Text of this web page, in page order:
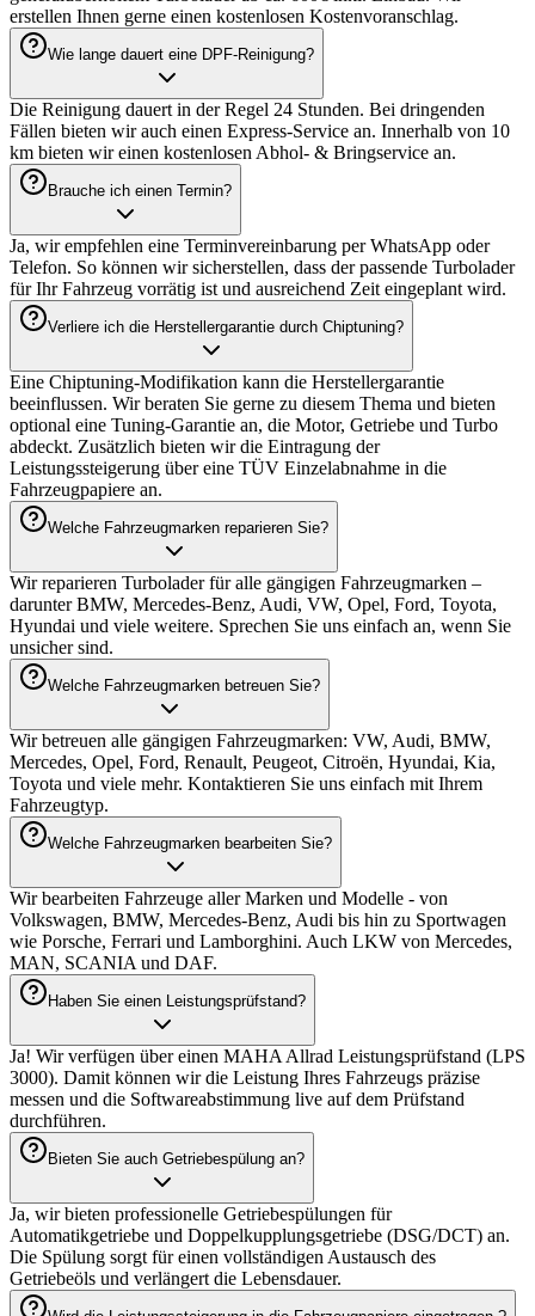
Was kostet eine Turbolader-Reparatur?
Die Kosten variieren je nach Fahrzeug und Schadensumfang. Eine
Instandsetzung beginnt ab ca. 400€, ein Austausch mit
generalüberholtem Turbolader ab ca. 600€ inkl. Einbau. Wir
erstellen Ihnen gerne einen kostenlosen Kostenvoranschlag.
Wie lange dauert eine DPF-Reinigung?
Die Reinigung dauert in der Regel 24 Stunden. Bei dringenden
Fällen bieten wir auch einen Express-Service an. Innerhalb von 10
km bieten wir einen kostenlosen Abhol- & Bringservice an.
Brauche ich einen Termin?
Ja, wir empfehlen eine Terminvereinbarung per WhatsApp oder
Telefon. So können wir sicherstellen, dass der passende Turbolader
für Ihr Fahrzeug vorrätig ist und ausreichend Zeit eingeplant wird.
Verliere ich die Herstellergarantie durch Chiptuning?
Eine Chiptuning-Modifikation kann die Herstellergarantie
beeinflussen. Wir beraten Sie gerne zu diesem Thema und bieten
optional eine Tuning-Garantie an, die Motor, Getriebe und Turbo
abdeckt. Zusätzlich bieten wir die Eintragung der
Leistungssteigerung über eine TÜV Einzelabnahme in die
Fahrzeugpapiere an.
Welche Fahrzeugmarken reparieren Sie?
Wir reparieren Turbolader für alle gängigen Fahrzeugmarken –
darunter BMW, Mercedes-Benz, Audi, VW, Opel, Ford, Toyota,
Hyundai und viele weitere. Sprechen Sie uns einfach an, wenn Sie
unsicher sind.
Welche Fahrzeugmarken betreuen Sie?
Wir betreuen alle gängigen Fahrzeugmarken: VW, Audi, BMW,
Mercedes, Opel, Ford, Renault, Peugeot, Citroën, Hyundai, Kia,
Toyota und viele mehr. Kontaktieren Sie uns einfach mit Ihrem
Fahrzeugtyp.
Welche Fahrzeugmarken bearbeiten Sie?
Wir bearbeiten Fahrzeuge aller Marken und Modelle - von
Volkswagen, BMW, Mercedes-Benz, Audi bis hin zu Sportwagen
wie Porsche, Ferrari und Lamborghini. Auch LKW von Mercedes,
MAN, SCANIA und DAF.
Haben Sie einen Leistungsprüfstand?
Ja! Wir verfügen über einen MAHA Allrad Leistungsprüfstand (LPS
3000). Damit können wir die Leistung Ihres Fahrzeugs präzise
messen und die Softwareabstimmung live auf dem Prüfstand
durchführen.
Bieten Sie auch Getriebespülung an?